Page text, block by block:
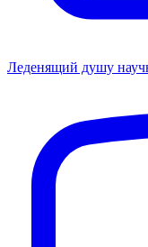
Леденящий душу